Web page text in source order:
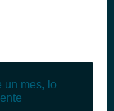
un mes, lo